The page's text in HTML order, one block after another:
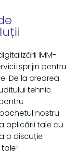
IMM-
sprijin pentru
De la crearea
tehnic
nostru
aplicării tale cu
o discuție